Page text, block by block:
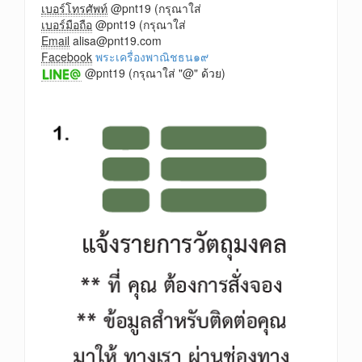
เบอร์โทรศัพท์ @pnt19 (กรุณาใส่
เบอร์มือถือ @pnt19 (กรุณาใส่
Email alisa@pnt19.com
Facebook พระเครื่องพาณิชธน๑๙
@pnt19 (กรุณาใส่ "@" ด้วย)